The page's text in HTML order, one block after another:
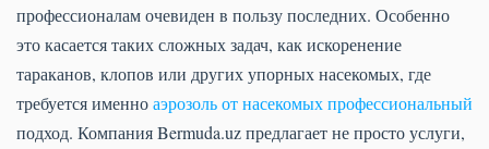
профессионалам очевиден в пользу последних. Особенно
это касается таких сложных задач, как искоренение
тараканов, клопов или других упорных насекомых, где
требуется именноаэрозоль от насекомых профессиональный
подход. Компания Bermuda.uz предлагает не просто услуги,